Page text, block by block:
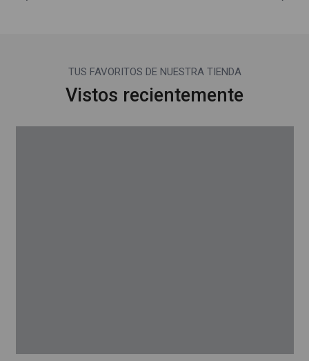
TUS FAVORITOS DE NUESTRA TIENDA
Vistos recientemente